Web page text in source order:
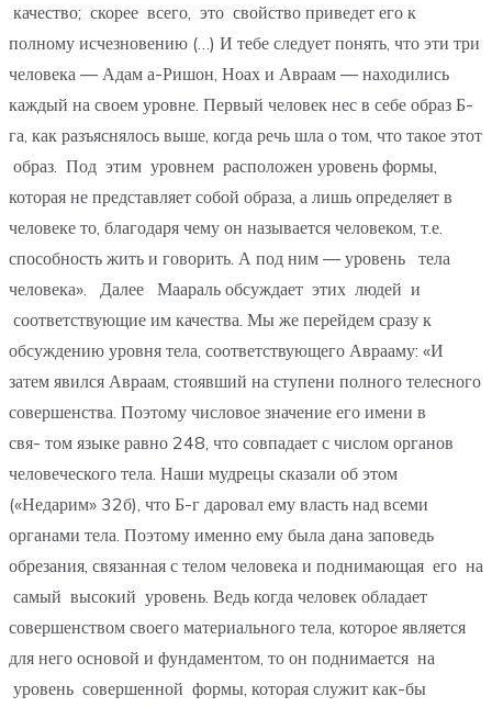
качество; скорее всего, это свойство приведет его к
полному исчезновению (…) И тебе следует понять, что эти три
человека — Адам а-Ришон, Ноах и Авраам — находились
каждый на своем уровне. Первый человек нес в себе образ Б-
га, как разъяснялось выше, когда речь шла о том, что такое этот
образ. Под этим уровнем расположен уровень формы,
которая не представляет собой образа, а лишь определяет в
человеке то, благодаря чему он называется человеком, т.е.
способность жить и говорить. А под ним — уровень тела
человека». Далее Маараль обсуждает этих людей и
соответствующие им качества. Мы же перейдем сразу к
обсуждению уровня тела, соответствующего Аврааму: «И
затем явился Авраам, стоявший на ступени полного телесного
совершенства. Поэтому числовое значение его имени в
свя- том языке равно 248, что совпадает с числом органов
человеческого тела. Наши мудрецы сказали об этом
(«Недарим» 32б), что Б-г даровал ему власть над всеми
органами тела. Поэтому именно ему была дана заповедь
обрезания, связанная с телом человека и поднимающая его на
самый высокий уровень. Ведь когда человек обладает
совершенством своего материального тела, которое является
для него основой и фундаментом, то он поднимается на
уровень совершенной формы, которая служит как-бы